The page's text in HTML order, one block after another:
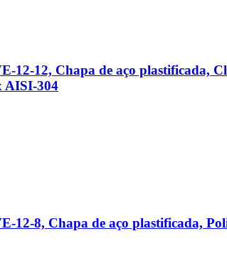
12-12, Chapa de aço plastificada,
AISI-304
12-8, Chapa de aço plastificada,